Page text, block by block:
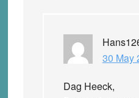
30 May
Dag Heeck,